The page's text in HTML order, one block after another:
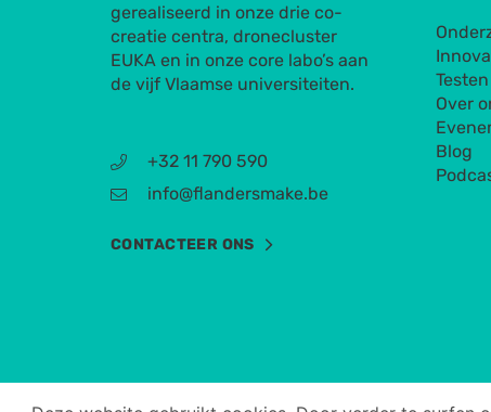
gerealiseerd in onze drie co-
creatie centra, dronecluster
EUKA en in onze core labo’s aan
de vijf Vlaamse universiteiten.
+32 11 790 590
info@flandersmake.be
CONTACTEER ONS
Over
Blog